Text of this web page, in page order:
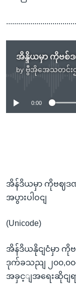
by ဗွီအိုအေသတင်းဌ
No
0:00
အိန်ဒိယမှာ ကိုဗဈဒ
အပွားပါဝငျ
(Unicode)
အိန်ဒိယနိုငျငံမှာ
ဒုက်ခသညျ ၂၀၀,၀
အခှင့ျအရေးဆိုငျ